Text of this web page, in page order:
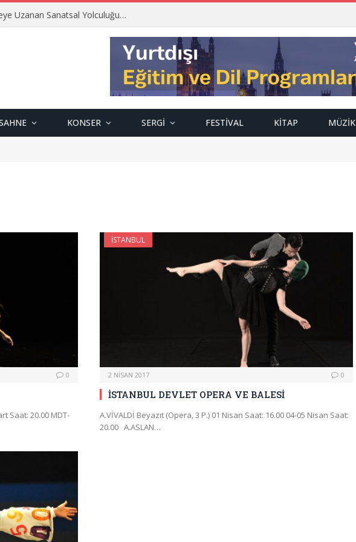
Uzanan Sanatsal Yolculuğu…
KONSER SERGI FESTIVAL KITAP MÜZIK
0
Saat: 20.00 MDT-
İSTANBUL
2 NISAN 2017 0
İSTANBUL DEVLET OPERA VE BALESİ
A.VİVALDİ Beyazıt (Opera, 3 P.) 01 Nisan Saat: 16.00 04-05 Nisan Saat:
20.00 A.ASLAN…